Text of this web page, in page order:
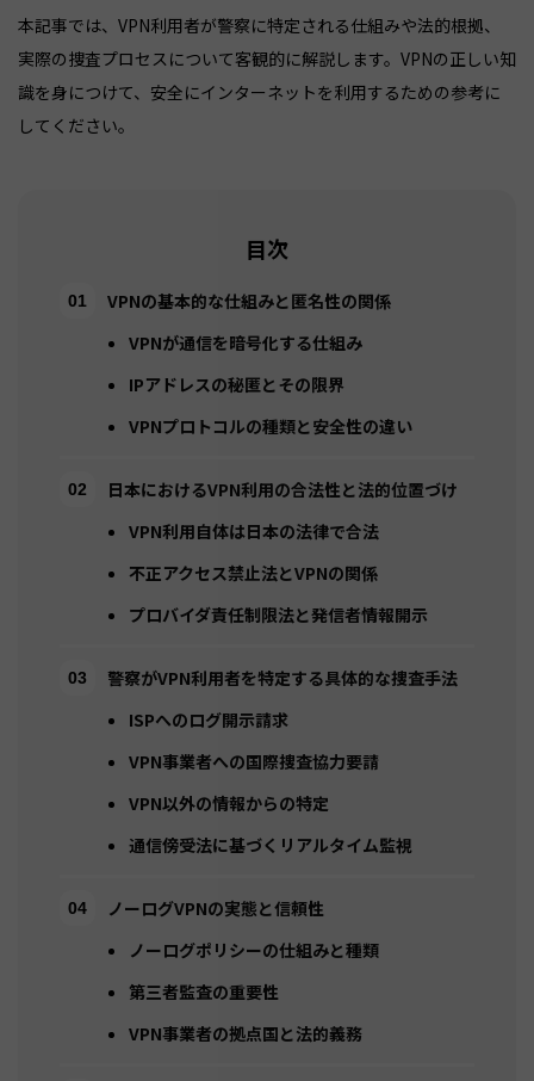
本記事では、VPN利用者が警察に特定される仕組みや法的根拠、
実際の捜査プロセスについて客観的に解説します。VPNの正しい知
識を身につけて、安全にインターネットを利用するための参考に
してください。
目次
VPNの基本的な仕組みと匿名性の関係
VPNが通信を暗号化する仕組み
IPアドレスの秘匿とその限界
VPNプロトコルの種類と安全性の違い
日本におけるVPN利用の合法性と法的位置づけ
VPN利用自体は日本の法律で合法
不正アクセス禁止法とVPNの関係
プロバイダ責任制限法と発信者情報開示
警察がVPN利用者を特定する具体的な捜査手法
ISPへのログ開示請求
VPN事業者への国際捜査協力要請
VPN以外の情報からの特定
通信傍受法に基づくリアルタイム監視
ノーログVPNの実態と信頼性
ノーログポリシーの仕組みと種類
第三者監査の重要性
VPN事業者の拠点国と法的義務